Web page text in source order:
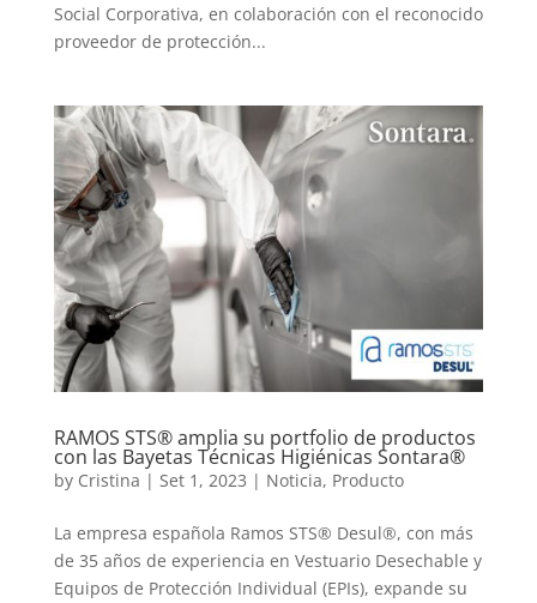
Social Corporativa, en colaboración con el reconocido
proveedor de protección...
RAMOS STS® amplia su portfolio de productos
con las Bayetas Técnicas Higiénicas Sontara®
by Cristina | Set 1, 2023 | Noticia, Producto
La empresa española Ramos STS® Desul®, con más
de 35 años de experiencia en Vestuario Desechable y
Equipos de Protección Individual (EPIs), expande su